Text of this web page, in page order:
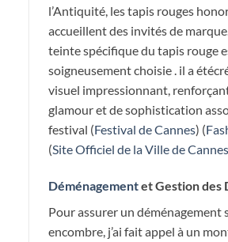
l’Antiquité, les tapis rouges
accueillent des invités de
teinte spécifique du tapis rouge
soigneusement choisie . il a
visuel impressionnant,
glamour et de sophistication
festival​ (Festival de Cannes)​​ (
(Site Officiel de la Ville de
Déménagementet Gestion des
Pour assurer un déménagement
encombre, j’ai fait appel à un